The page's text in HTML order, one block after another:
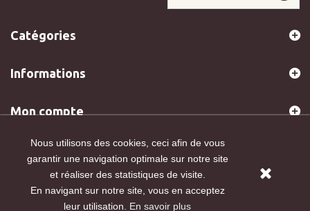
Catégories
Informations
© 2019 OPOIVRIER - Design by Idole
Mon compte
Informations sur votre boutique
Nous utilisons des cookies, ceci afin de vous
garantir une navigation optimale sur notre site
et réaliser des statistiques de visite.
En navigant sur notre site, vous en acceptez
leur utilisation. En savoir plus